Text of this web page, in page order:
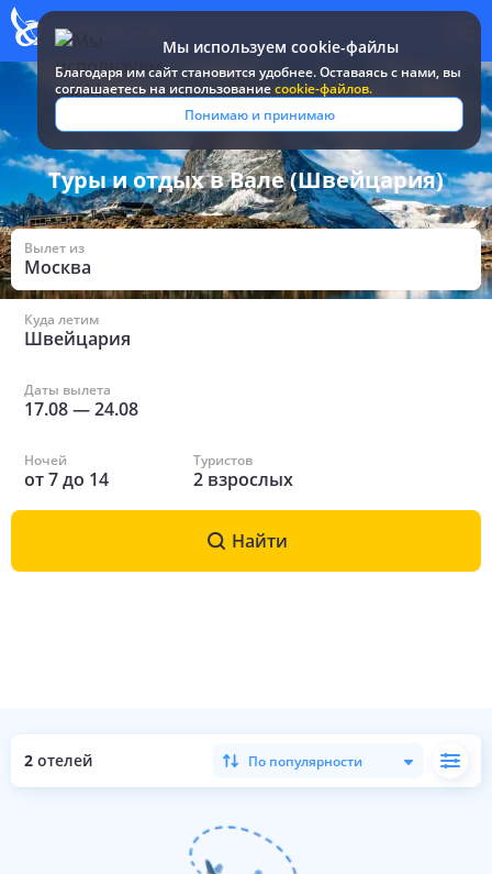
Мы используем cookie-файлы
Благодаря им сайт становится удобнее. Оставаясь c нами, вы
соглашаетесь на использованиеcookie-файлов.
Понимаю и принимаю
Все туры и путевки / Швейцария / в Вале
Туры и отдых в Вале (Швейцария)
Вылет из
Москва
Куда летим
Швейцария
Даты вылета
17.08—24.08
Ночей
от7до 14
Туристов
2 взрослых
Найти
2 отелей По популярности